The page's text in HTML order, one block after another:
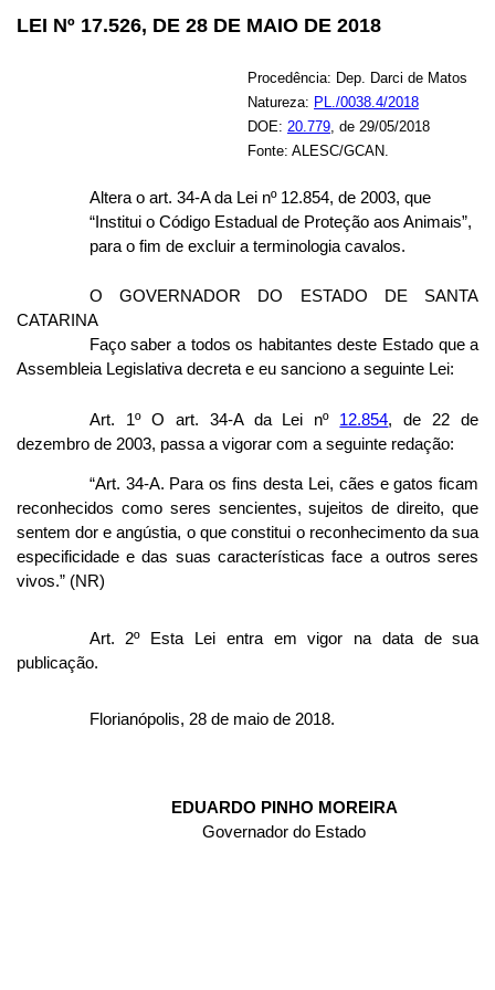
LEI Nº 17.526, DE 28 DE MAIO DE 2018
Procedência: Dep. Darci de Matos
Natureza: PL./0038.4/2018
DOE: 20.779 , de 29/05/2018
Fonte: ALESC/GCAN.
Altera o art. 34-A da Lei nº 12.854, de 2003, que
“Institui o Código Estadual de Proteção aos Animais”,
para o fim de excluir a terminologia cavalos.
O GOVERNADOR DO ESTADO DE SANTA
CATARINA
Faço saber a todos os habitantes deste Estado que a
Assembleia Legislativa decreta e eu sanciono a seguinte Lei:
Art. 1º O art. 34-A da Lei nº 12.854, de 22 de
dezembro de 2003, passa a vigorar com a seguinte redação:
“Art. 34-A. Para os fins desta Lei, cães e gatos ficam
reconhecidos como seres sencientes, sujeitos de direito, que
sentem dor e angústia, o que constitui o reconhecimento da sua
especificidade e das suas características face a outros seres
vivos.” (NR)
Art. 2º Esta Lei entra em vigor na data de sua
publicação.
Florianópolis, 28 de maio de 2018.
EDUARDO PINHO MOREIRA
Governador do Estado